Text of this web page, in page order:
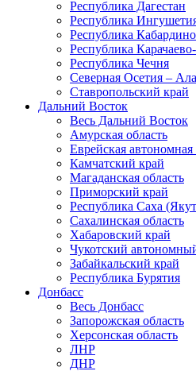
Республика Дагестан
Республика
Республика
Республика
Республика Чечня
Северная Осетия –
Ставропольский край
Дальний Восток
Весь Дальний Восток
Амурская область
Еврейская автономная
Камчатский край
Магаданская область
Приморский край
Республика Саха
Сахалинская область
Хабаровский край
Чукотский
Забайкальский край
Республика Бурятия
Донбасс
Весь Донбасс
Запорожская область
Херсонская область
ЛНР
ДНР